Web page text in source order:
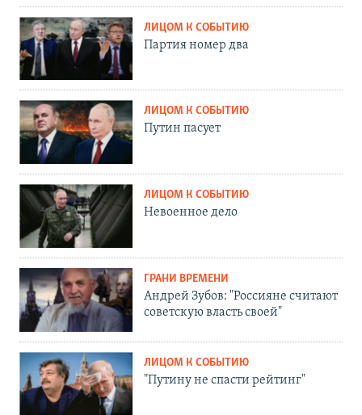
ЛИЦОМ К СОБЫТИЮ
Партия номер два
ЛИЦОМ К СОБЫТИЮ
Путин пасует
ЛИЦОМ К СОБЫТИЮ
Невоенное дело
ГРАНИ ВРЕМЕНИ
Андрей Зубов: "Россияне считают
советскую власть своей"
ЛИЦОМ К СОБЫТИЮ
"Путину не спасти рейтинг"